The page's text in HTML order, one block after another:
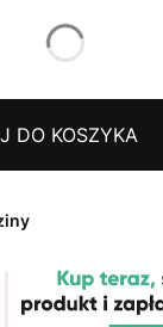
DO KOSZYKA